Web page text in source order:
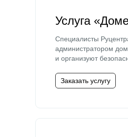
Услуга
Специалисты
администратором
и организуют
Заказать услугу